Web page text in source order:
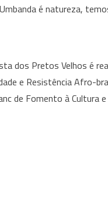
é natureza,
dos Pretos Velhos é
e Resistência Afro-
de Fomento à Cultura